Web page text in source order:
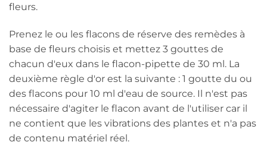
fleurs.
Prenez le ou les flacons de réserve des remèdes à
base de fleurs choisis et mettez 3 gouttes de
chacun d'eux dans le flacon-pipette de 30 ml. La
deuxième règle d'or est la suivante : 1 goutte du ou
des flacons pour 10 ml d'eau de source. Il n'est pas
nécessaire d'agiter le flacon avant de l'utiliser car il
ne contient que les vibrations des plantes et n'a pas
de contenu matériel réel.